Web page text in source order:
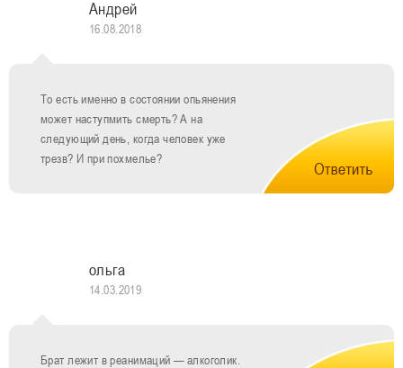
Андрей
16.08.2018
То есть именно в состоянии опьянения
может наступмить смерть? А на
следующий день, когда человек уже
трезв? И при похмелье?
ольга
14.03.2019
Брат лежит в реанимаций — алкоголик.